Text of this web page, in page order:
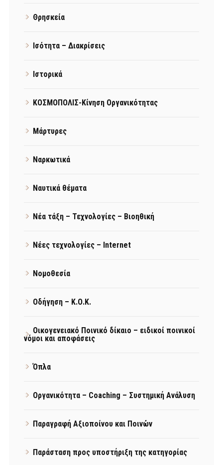
Θρησκεία
Ισότητα – Διακρίσεις
Ιστορικά
ΚΟΣΜΟΠΟΛΙΣ-Κίνηση Οργανικότητας
Μάρτυρες
Ναρκωτικά
Ναυτικά θέματα
Νέα τάξη – Τεχνολογίες – Βιοηθική
Νέες τεχνολογίες – Internet
Νομοθεσία
Οδήγηση – Κ.Ο.Κ.
Οικογενειακό Ποινικό δίκαιο – ειδικοί ποινικοί
νόμοι και αποφάσεις
Όπλα
Οργανικότητα – Coaching – Συστημική Ανάλυση
Παραγραφή Αξιοποίνου και Ποινών
Παράσταση προς υποστήριξη της κατηγορίας